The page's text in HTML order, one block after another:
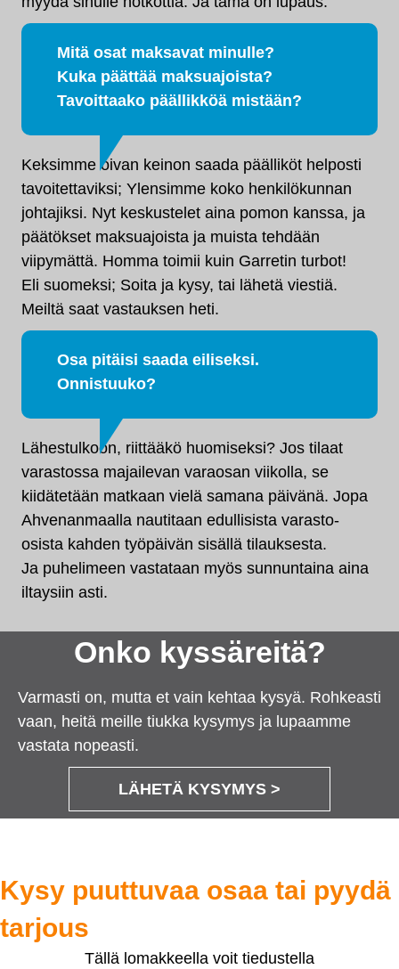
Mitä osat maksavat minulle?
Kuka päättää maksuajoista?
Tavoittaako päällikköä mistään?
Keksimme oivan keinon saada päälliköt helposti
tavoitettaviksi; Ylensimme koko henkilökunnan
johtajiksi. Nyt keskustelet aina pomon kanssa, ja
päätökset maksuajoista ja muista tehdään
viipymättä. Homma toimii kuin Garretin turbot!
Eli suomeksi; Soita ja kysy, tai lähetä viestiä.
Meiltä saat vastauksen heti.
Osa pitäisi saada eiliseksi.
Onnistuuko?
Lähestulkoon, riittääkö huomiseksi? Jos tilaat
varastossa majailevan varaosan viikolla, se
kiidätetään matkaan vielä samana päivänä. Jopa
Ahvenanmaalla nautitaan edullisista varasto-
osista kahden työpäivän sisällä tilauksesta.
Ja puhelimeen vastataan myös sunnuntaina aina
iltaysiin asti.
Onko kyssäreitä?
Varmasti on, mutta et vain kehtaa kysyä. Rohkeasti
vaan, heitä meille tiukka kysymys ja lupaamme
vastata nopeasti.
LÄHETÄ KYSYMYS >
Kysy puuttuvaa osaa tai pyydä
tarjous
Tällä lomakkeella voit tiedustella